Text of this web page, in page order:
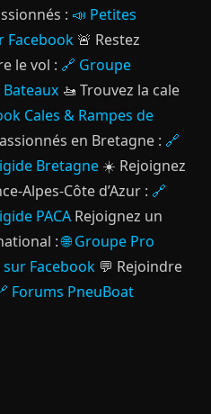
: 📣 Petites
Facebook 🚨 Restez
le vol : 🔗 Groupe
🚤 Trouvez la cale
Cales & Rampes de
en Bretagne : 🔗
Bretagne ☀️ Rejoignez
Alpes-Côte d’Azur : 🔗
PACA Rejoignez un
:🌐 Groupe Pro
Facebook 💬 Rejoindre
Forums PneuBoat